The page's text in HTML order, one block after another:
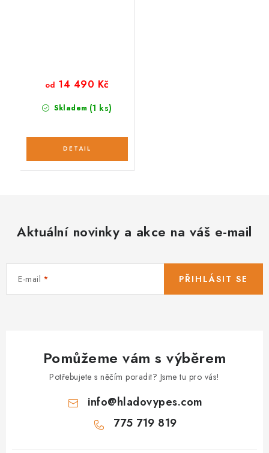
Skladem (1 ks)
od 14 490 Kč
Aktuální novinky a akce na váš e-mail
E-mail PŘIHLÁSIT SE
Pomůžeme vám s výběrem
Potřebujete s něčím poradit? Jsme tu pro vás!
info@hladovypes.com
775 719 819